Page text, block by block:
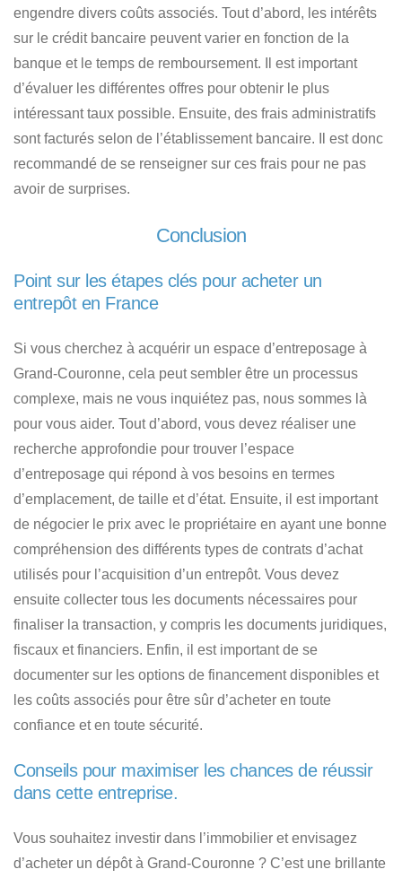
engendre divers coûts associés. Tout d’abord, les intérêts
sur le crédit bancaire peuvent varier en fonction de la
banque et le temps de remboursement. Il est important
d’évaluer les différentes offres pour obtenir le plus
intéressant taux possible. Ensuite, des frais administratifs
sont facturés selon de l’établissement bancaire. Il est donc
recommandé de se renseigner sur ces frais pour ne pas
avoir de surprises.
Conclusion
Point sur les étapes clés pour acheter un
entrepôt en France
Si vous cherchez à acquérir un espace d’entreposage à
Grand-Couronne, cela peut sembler être un processus
complexe, mais ne vous inquiétez pas, nous sommes là
pour vous aider. Tout d’abord, vous devez réaliser une
recherche approfondie pour trouver l’espace
d’entreposage qui répond à vos besoins en termes
d’emplacement, de taille et d’état. Ensuite, il est important
de négocier le prix avec le propriétaire en ayant une bonne
compréhension des différents types de contrats d’achat
utilisés pour l’acquisition d’un entrepôt. Vous devez
ensuite collecter tous les documents nécessaires pour
finaliser la transaction, y compris les documents juridiques,
fiscaux et financiers. Enfin, il est important de se
documenter sur les options de financement disponibles et
les coûts associés pour être sûr d’acheter en toute
confiance et en toute sécurité.
Conseils pour maximiser les chances de réussir
dans cette entreprise.
Vous souhaitez investir dans l’immobilier et envisagez
d’acheter un dépôt à Grand-Couronne ? C’est une brillante